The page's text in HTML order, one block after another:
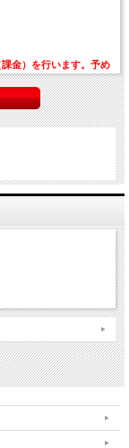
金）を行います。予め
承認（課金）を行いま
ん。予めご了承くださ
ります。